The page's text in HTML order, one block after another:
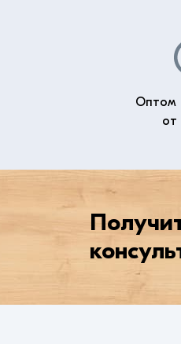
Оптом
от